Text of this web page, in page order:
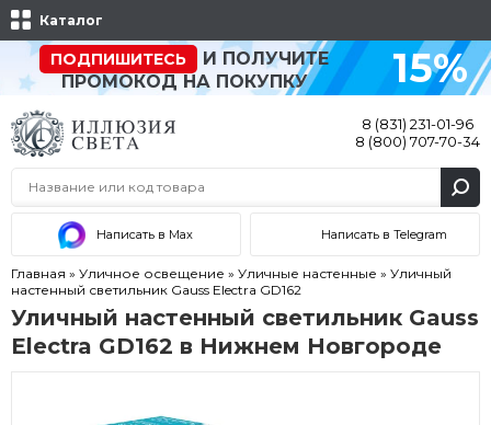
Каталог
ПОДПИШИТЕСЬ
И ПОЛУЧИТЕ
ПРОМОКОД НА ПОКУПКУ
15%
8 (831) 231-01-96
8 (800) 707-70-34
Написать в Max Написать в Telegram
Главная » Уличное освещение » Уличные настенные » Уличный
настенный светильник Gauss Electra GD162
Уличный настенный светильник Gauss
Electra GD162 в Нижнем Новгороде